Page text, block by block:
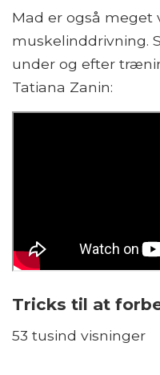
Mad er også meget
muskelinddrivning.
under og efter
Tatiana Zanin:
Tricks til at
53 tusind visninger